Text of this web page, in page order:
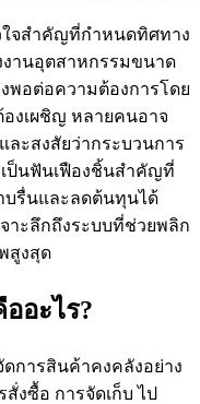
ใจสำคัญที่กำหนดทิศทาง
งานอุตสาหกรรมขนาด
พอต่อความต้องการโดย
งเผชิญ หลายคนอาจ
และสงสัยว่ากระบวนการ
ป็นฟันเฟืองชิ้นสำคัญที่
บรื่นและลดต้นทุนได้
าะลึกถึงระบบที่ช่วยพลิก
สูงสุด
อะไร?
ดการสินค้าคงคลังอย่าง
งซื้อ การจัดเก็บ ไป